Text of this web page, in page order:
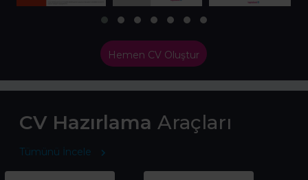
Hemen CV Oluştur
CV Hazırlama Araçları
Tümünü İncele